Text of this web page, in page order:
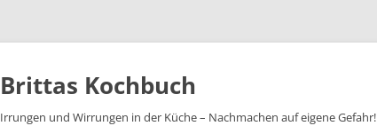
Brittas Kochbuch
Irrungen und Wirrungen in der Küche – Nachmachen auf eigene Gefahr!